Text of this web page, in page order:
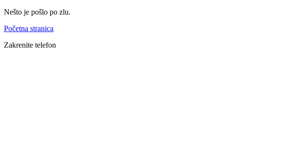
Skoči
glavni
Nešto je pošlo po zlu.
Početna stranica
Zakrenite telefon